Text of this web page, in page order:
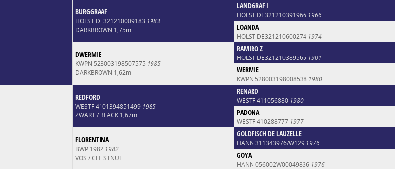
BURGGRAAF
HOLST DE321210009183 1983
DARKBROWN 1,75m
LANDGRAF I
HOLST DE321210391966 1966
LOANDA
HOLST DE321210600274 1974
DWERMIE
KWPN 528003198507575 1985
DARKBROWN 1,62m
RAMIRO Z
HOLST DE321210389565 1901
WERMIE
KWPN 528003198008538 1980
REDFORD
WESTF 4101394851499 1985
ZWART / BLACK 1,67m
RENARD
WESTF 411056880 1980
PADONA
WESTF 410288777 1977
FLORENTINA
BWP 1982 1982
VOS / CHESTNUT
GOLDFISCH DE LAUZELLE
HANN 311343976/W129 1976
GOYA
HANN 056002W00049836 1976